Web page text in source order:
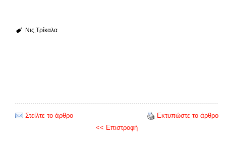
Νις Τρίκαλα
Στείλτε το άρθρο
Εκτυπώστε το άρθρο
<< Επιστροφή